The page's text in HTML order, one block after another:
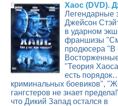
6
Хаос (DVD).
Легендарные
Джейсон
в ударном
франшизы
продюсера "В
"Теория
есть
криминальных боевиков",
гангстеров не знает
что Дикий Запад остался в